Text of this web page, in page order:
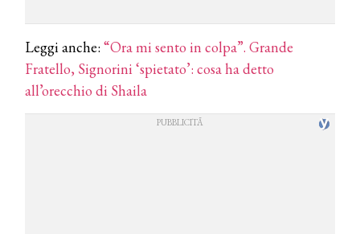
Leggi anche: “Ora mi sento in colpa”. Grande
Fratello, Signorini ‘spietato’: cosa ha detto
all’orecchio di Shaila